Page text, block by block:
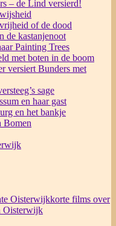
– de Lind versierd!
of de dood
de kastanjenoot
Painting Trees
met boten in de boom
versiert Bunders met
sage
en haar gast
en het bankje
Bomen
Oisterwijkkorte films over
Oisterwijk